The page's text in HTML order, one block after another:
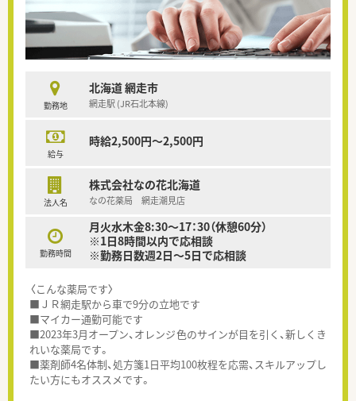
勤務地
北海道 網走市
網走駅 (JR石北本線)
給与
時給2,500円～2,500円
法人名
株式会社なの花北海道
なの花薬局 網走潮見店
勤務時間
月火水木金8:30～17：30（休憩60分）
※1日8時間以内で応相談
※勤務日数週2日～5日で応相談
〈こんな薬局です〉
■ＪＲ網走駅から車で9分の立地です
■マイカー通勤可能です
■2023年3月オープン、オレンジ色のサインが目を引く、新しくき
れいな薬局です。
■薬剤師4名体制、処方箋1日平均100枚程を応需、スキルアップし
たい方にもオススメです。